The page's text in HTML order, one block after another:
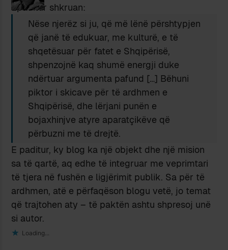
Epaditur shkruan:
Nëse njerëz si ju, që më lënë përshtypjen
që janë të edukuar, me kulturë, e të
shqetësuar për fatet e Shqipërisë,
shpenzojnë kaq shumë energji duke
ndërtuar argumenta pafund […] Bëhuni
piktor i skicave për të ardhmen e
Shqipërisë, dhe lërjani punën e
bojaxhinjve atyre aparatçikëve që
përbuzni me të drejtë.
E paditur, ky blog ka një objekt dhe një mision
sa të qartë, aq edhe të integruar me veprimtari
të tjera në fushën e ligjërimit publik. Sa për të
ardhmen, atë e përfaqëson blogu vetë, jo temat
që trajtohen aty – të paktën ashtu shpresoj unë
si autor.
Loading...